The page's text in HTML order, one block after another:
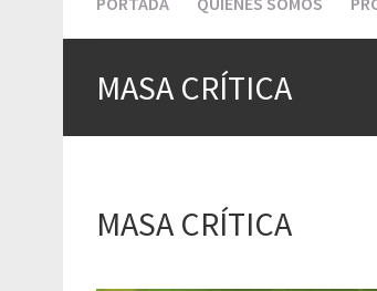
MASA CRÍTICA
MASA CRÍTICA